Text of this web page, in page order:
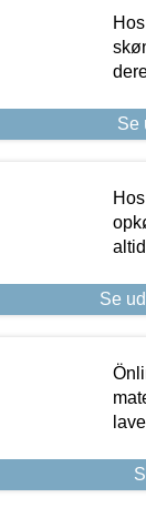
Se
Se